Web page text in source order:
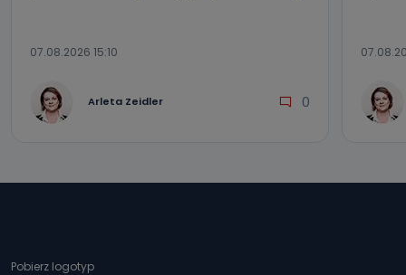
07.08.2026 15:10
Arleta Zeidler 0
Pobierz logotyp